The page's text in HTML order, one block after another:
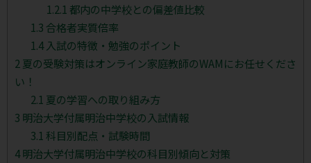
1.2.1 都内の中学校との偏差値比較
1.3 合格者実質倍率
1.4入試の特徴・勉強のポイント
2 夏の受験対策はオンライン家庭教師のWAMにお任せくださ
い！
2.1 夏の学習への取り組み方
3 明治大学付属明治中学校の入試情報
3.1 科目別配点・試験時間
4明治大学付属明治中学校の科目別傾向と対策